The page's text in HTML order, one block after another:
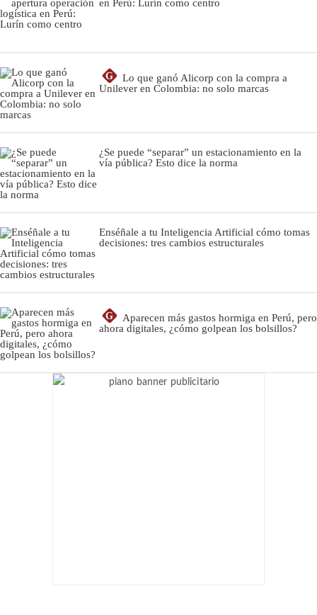
en Perú: Lurín como centro
G
Lo que ganó Alicorp con la compra a
Unilever en Colombia: no solo marcas
¿Se puede “separar” un estacionamiento en la
vía pública? Esto dice la norma
Enséñale a tu Inteligencia Artificial cómo tomas
decisiones: tres cambios estructurales
G
Aparecen más gastos hormiga en Perú, pero
ahora digitales, ¿cómo golpean los bolsillos?